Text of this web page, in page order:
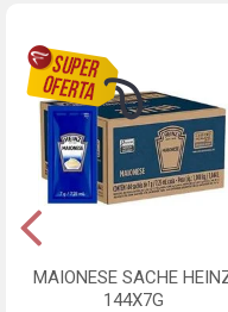
MAIONESE SACHE
144X7G